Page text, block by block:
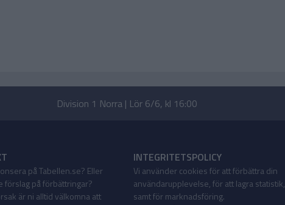
Division 1 Norra | Lör 6/6, kl 16:00
på Tabellen.se? Eller
förslag på förbättringar?
är ni alltid välkomna att
INTEGRITETSPOLICY
Vi använder cookies för att förbättra din
användarupplevelse, för att lagra statistik,
samt för marknadsföring.